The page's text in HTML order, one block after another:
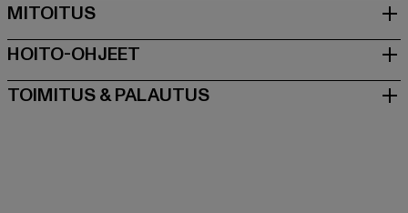
MITOITUS
HOITO-OHJEET
TOIMITUS & PALAUTUS